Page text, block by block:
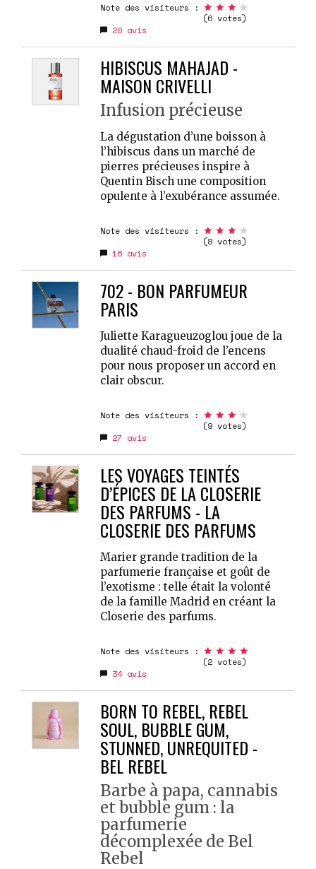
Note des visiteurs :
(6 votes)
20 avis
HIBISCUS MAHAJAD -
MAISON CRIVELLI
Infusion précieuse
La dégustation d’une boisson à
l’hibiscus dans un marché de
pierres précieuses inspire à
Quentin Bisch une composition
opulente à l’exubérance assumée.
Note des visiteurs :
(8 votes)
16 avis
702 - BON PARFUMEUR
PARIS
Juliette Karagueuzoglou joue de la
dualité chaud-froid de l’encens
pour nous proposer un accord en
clair obscur.
Note des visiteurs :
(9 votes)
27 avis
LES VOYAGES TEINTÉS
D’ÉPICES DE LA CLOSERIE
DES PARFUMS - LA
CLOSERIE DES PARFUMS
Marier grande tradition de la
parfumerie française et goût de
l’exotisme : telle était la volonté
de la famille Madrid en créant la
Closerie des parfums.
Note des visiteurs :
(2 votes)
34avis
BORN TO REBEL, REBEL
SOUL, BUBBLE GUM,
STUNNED, UNREQUITED -
BEL REBEL
Barbe à papa, cannabis
et bubble gum : la
parfumerie
décomplexée de Bel
Rebel